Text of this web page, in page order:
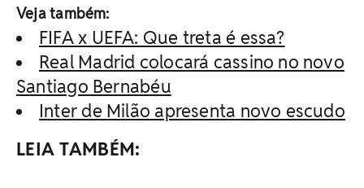
Veja também:
FIFA x UEFA: Que treta é essa?
Real Madrid colocará cassino no novo
Santiago Bernabéu
Inter de Milão apresenta novo escudo
LEIA TAMBÉM: